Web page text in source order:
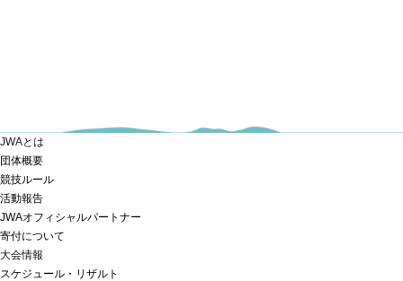
JWAとは
団体概要
競技ルール
活動報告
JWAオフィシャルパートナー
寄付について
大会情報
スケジュール・リザルト